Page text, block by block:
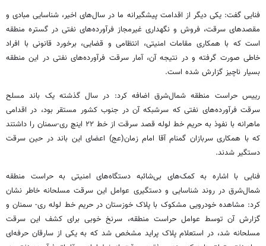
فنایی گفت: یکی دیگر از اقدامت پیشگیرانه ما در سال‌های اخیر، شناسایی مبادی و
مقصدهای سرقت، فروش و نگهداری غیرمجاز فرآورده‌های نفتی در گستره منطقه
است که با ‏همکاری مقامات امنیتی، انتظامی و قضایی، برخورد قانونی با افراد
خاطی صورت گرفته و در نتیجه آن، آمار سرقت فرآورده‌های نفتی در این ‏منطقه
بسیار ناچیز گزارش شده است.
رییس حراست منطقه شمال‌شرق اضافه کرد: در سال گذشته یک باند مسلح
سرقت فرآورده‌های نفتی که سرشبکه آن در جنوب کشور مستقر بود، در اقدامی
ماهرانه با نفوذ به حریم خط لوله قصد سرقت از خط ۲۲ اینچ ری-سمنان را داشتند
که با همکاری سربازان گمنام آقا امام زمان(عج) اعضای این باند در حین سرقت
دستگیر شدند.
فنایی با اشاره به کمک‌های بی‌شائبه دستگاه‌های امنیتی به حراست منطقه
شمال‌شرق در روند شناسایی و دستگیری عوامل این سرقت مسلحانه خاطر نشان
کرد: مشاهده خودرویی مشکوک با پلاک خوزستان در حریم خط لوله ری- سمنان و
گزارش آن توسط عوامل حراست منطقه، سرنخ خوبی برای کشف این سرقت
مسلحانه شد، در استعلام پلاک پراید مشخص شد که به یکی از سارقان حرفه‌ای